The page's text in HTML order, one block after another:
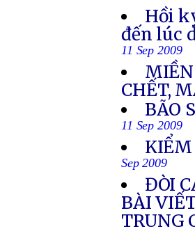
Hồi
đến lúc
11 Sep 2009
MIỀN
CHẾT,
BÃO
11 Sep 2009
Sep 2009
ĐÒI
BÀI
TRUNG